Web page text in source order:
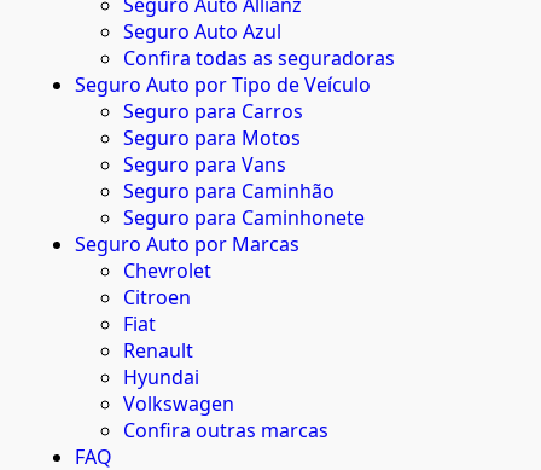
Seguro Auto Azul
Confira todas as seguradoras
Seguro Auto por Tipo de Veículo
Seguro para Carros
Seguro para Motos
Seguro para Vans
Seguro para Caminhão
Seguro para Caminhonete
Seguro Auto por Marcas
Chevrolet
Citroen
Fiat
Renault
Hyundai
Volkswagen
Confira outras marcas
FAQ